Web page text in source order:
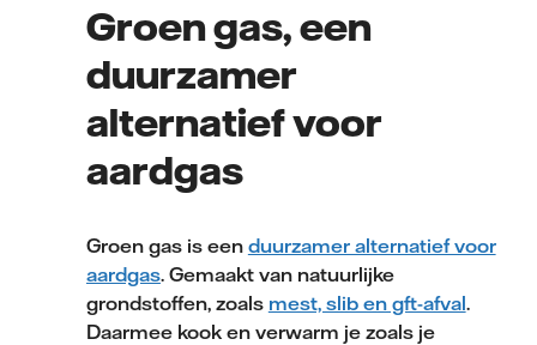
Groen gas, een
duurzamer
alternatief voor
aardgas
Groen gas is een duurzamer alternatief voor
aardgas. Gemaakt van natuurlijke
grondstoffen, zoals mest, slib en gft-afval.
Daarmee kook en verwarm je zoals je